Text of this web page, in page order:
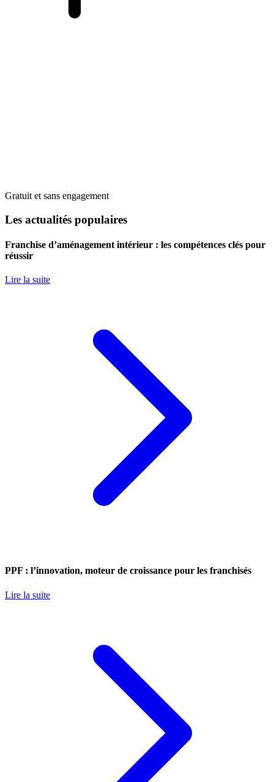
Gratuit et sans engagement
Les actualités populaires
Franchise d’aménagement intérieur : les compétences clés pour
réussir
Lire la suite
PPF : l’innovation, moteur de croissance pour les franchisés
Lire la suite